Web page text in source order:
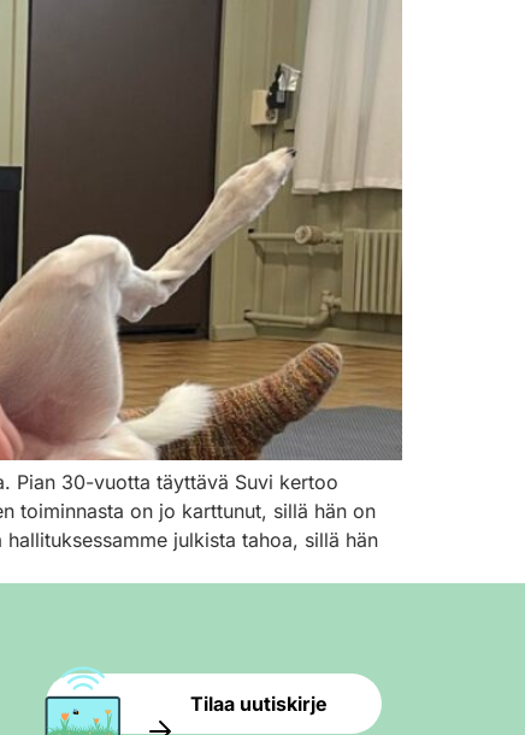
Pian 30-vuotta täyttävä Suvi kertoo
toiminnasta on jo karttunut, sillä hän on
julkista tahoa, sillä hän
Tilaa uutiskirje